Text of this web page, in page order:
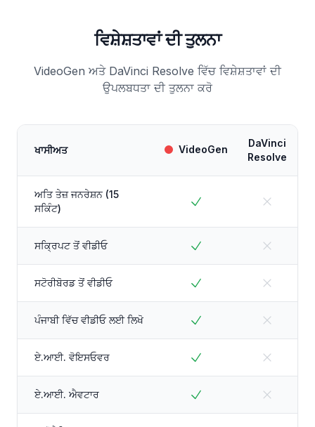
ਵਿਸ਼ੇਸ਼ਤਾਵਾਂ ਦੀ ਤੁਲਨਾ
VideoGen ਅਤੇ DaVinci Resolve ਵਿੱਚ ਵਿਸ਼ੇਸ਼ਤਾਵਾਂ ਦੀ
ਉਪਲਬਧਤਾ ਦੀ ਤੁਲਨਾ ਕਰੋ
ਖਾਸੀਅਤ VideoGen
DaVinci
Resolve
ਅਤਿ ਤੇਜ਼ ਜਨਰੇਸ਼ਨ (15
ਸਕਿੰਟ)
ਸਕ੍ਰਿਪਟ ਤੋਂ ਵੀਡੀਓ
ਸਟੋਰੀਬੋਰਡ ਤੋਂ ਵੀਡੀਓ
ਪੰਜਾਬੀ ਵਿੱਚ ਵੀਡੀਓ ਲਈ ਲਿਖੋ
ਏ.ਆਈ. ਵੋਇਸਓਵਰ
ਏ.ਆਈ. ਐਵਟਾਰ